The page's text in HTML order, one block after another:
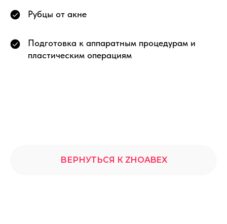
Рубцы от акне
Подготовка к аппаратным процедурам и
пластическим операциям
ВЕРНУТЬСЯ К ZHOABEX